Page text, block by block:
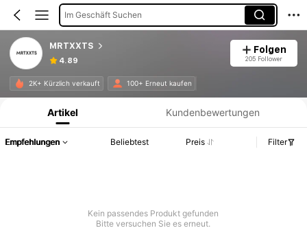
Im Geschäft Suchen
MRTXXTS
4.89
Folgen
205 Follower
2K+ Kürzlich verkauft 100+ Erneut kaufen
Produktinformation: Preisangabe, Verkaufs- und Lagerbestandsdetails.
Artikel Kundenbewertungen
Empfehlungen Beliebtest Preis Filter
Kein passendes Produkt gefunden
Bitte versuchen Sie es erneut.